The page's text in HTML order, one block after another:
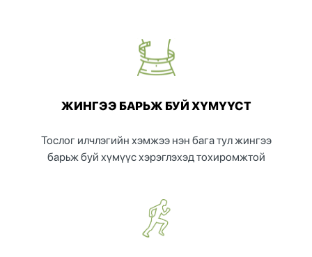
ЖИНГЭЭ БАРЬЖ БУЙ ХҮМҮҮСТ
Тослог илчлэгийн хэмжээ нэн бага тул жингээ
барьж буй хүмүүс хэрэглэхэд тохиромжтой